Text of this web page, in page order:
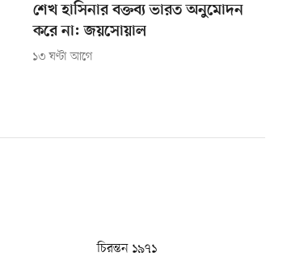
শেখ হাসিনার বক্তব্য ভারত অনুমোদন
করে না: জয়সোয়াল
১৩ ঘণ্টা আগে
চিরন্তন ১৯৭১